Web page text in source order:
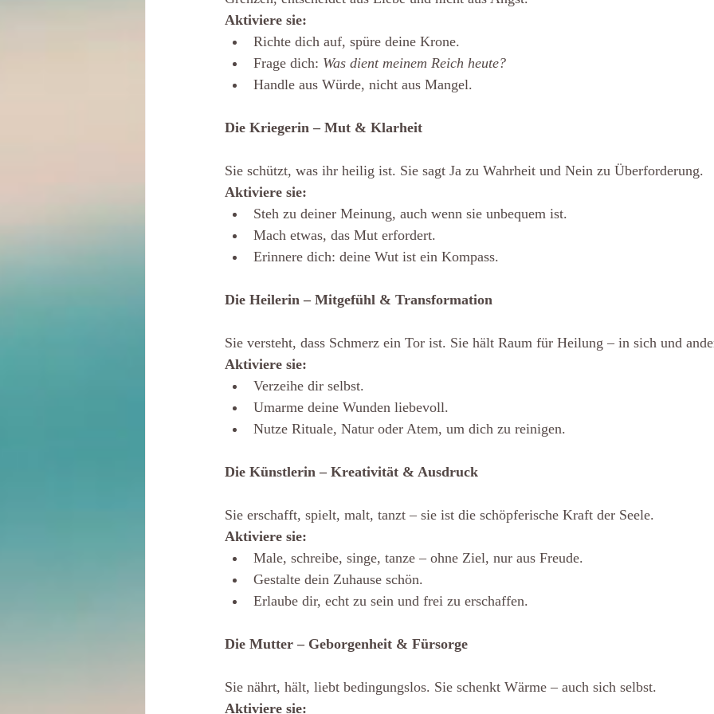
Aktiviere sie:
Richte dich auf, spüre deine Krone.
Frage dich: Was dient meinem Reich heute?
Handle aus Würde, nicht aus Mangel.
Die Kriegerin – Mut & Klarheit
Sie schützt, was ihr heilig ist. Sie sagt Ja zu Wahrheit und Nein zu Überforderung.
Aktiviere sie:
Steh zu deiner Meinung, auch wenn sie unbequem ist.
Mach etwas, das Mut erfordert.
Erinnere dich: deine Wut ist ein Kompass.
Die Heilerin – Mitgefühl & Transformation
Sie versteht, dass Schmerz ein Tor ist. Sie hält Raum für Heilung – in sich und
Aktiviere sie:
Verzeihe dir selbst.
Umarme deine Wunden liebevoll.
Nutze Rituale, Natur oder Atem, um dich zu reinigen.
Die Künstlerin – Kreativität & Ausdruck
Sie erschafft, spielt, malt, tanzt – sie ist die schöpferische Kraft der Seele.
Aktiviere sie:
Male, schreibe, singe, tanze – ohne Ziel, nur aus Freude.
Gestalte dein Zuhause schön.
Erlaube dir, echt zu sein und frei zu erschaffen.
Die Mutter – Geborgenheit & Fürsorge
Sie nährt, hält, liebt bedingungslos. Sie schenkt Wärme – auch sich selbst.
Aktiviere sie: